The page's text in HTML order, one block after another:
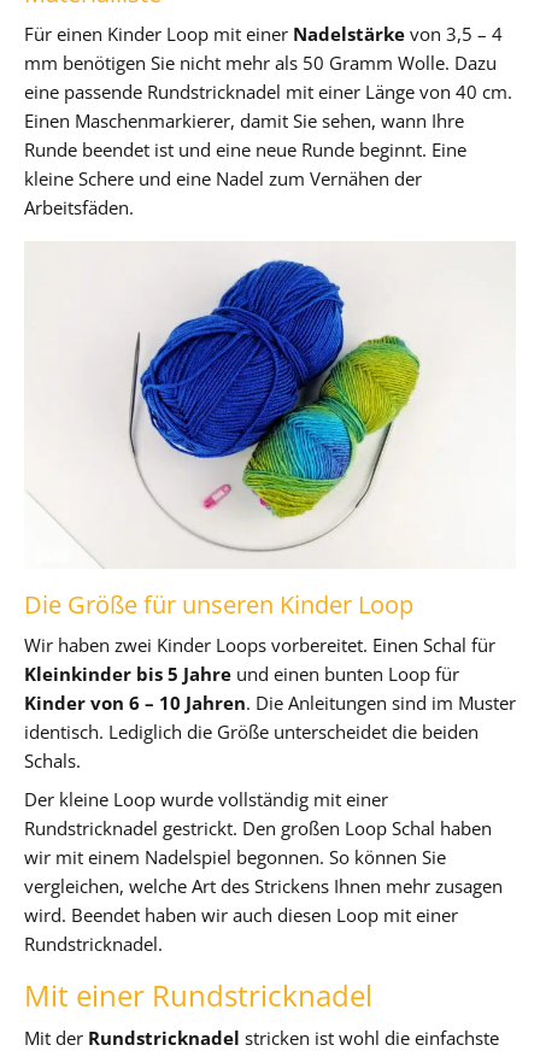
Für einen Kinder Loop mit einer Nadelstärke von 3,5 – 4
mm benötigen Sie nicht mehr als 50 Gramm Wolle. Dazu
eine passende Rundstricknadel mit einer Länge von 40 cm.
Einen Maschenmarkierer, damit Sie sehen, wann Ihre
Runde beendet ist und eine neue Runde beginnt. Eine
kleine Schere und eine Nadel zum Vernähen der
Arbeitsfäden.
Die Größe für unseren Kinder Loop
Wir haben zwei Kinder Loops vorbereitet. Einen Schal für
Kleinkinder bis 5 Jahre und einen bunten Loop für
Kinder von 6 – 10 Jahren. Die Anleitungen sind im Muster
identisch. Lediglich die Größe unterscheidet die beiden
Schals.
Der kleine Loop wurde vollständig mit einer
Rundstricknadel gestrickt. Den großen Loop Schal haben
wir mit einem Nadelspiel begonnen. So können Sie
vergleichen, welche Art des Strickens Ihnen mehr zusagen
wird. Beendet haben wir auch diesen Loop mit einer
Rundstricknadel.
Mit einer Rundstricknadel
Mit der Rundstricknadel stricken ist wohl die einfachste